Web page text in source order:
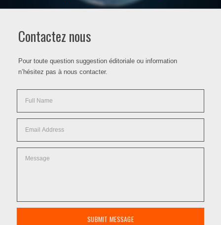
Contactez nous
Pour toute question suggestion éditoriale ou information
n’hésitez pas à nous contacter.
SUBMIT MESSAGE